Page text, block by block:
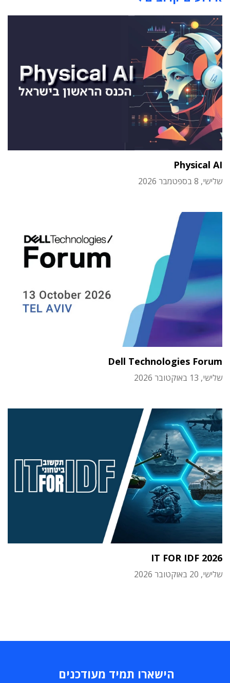
Physical AI
שלישי, 8 בספטמבר 2026
Dell Technologies Forum
שלישי, 13 באוקטובר 2026
IT FOR IDF 2026
שלישי, 20 באוקטובר 2026
הישארו תמיד מעודכנים